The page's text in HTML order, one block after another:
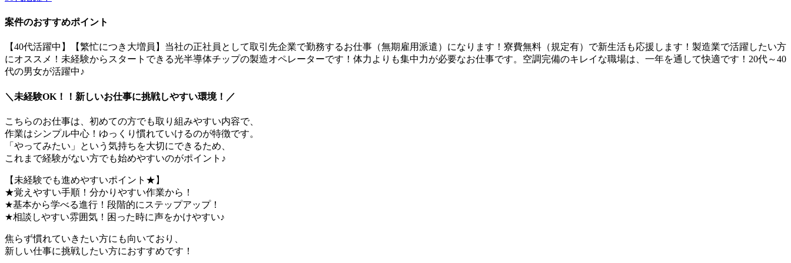
案件のおすすめポイント
【40代活躍中】【繁忙につき大増員】当社の正社員として取引先企業で勤務するお仕事（無期雇用派遣）になります！寮費無料（規定有）で新生活も応援します！製造業で活躍したい方
にオススメ！未経験からスタートできる光半導体チップの製造オペレーターです！体力よりも集中力が必要なお仕事です。空調完備のキレイな職場は、一年を通して快適です！20代～40
代の男女が活躍中♪
＼未経験OK！！新しいお仕事に挑戦しやすい環境！／
こちらのお仕事は、初めての方でも取り組みやすい内容で、
作業はシンプル中心！ゆっくり慣れていけるのが特徴です。
「やってみたい」という気持ちを大切にできるため、
これまで経験がない方でも始めやすいのがポイント♪
【未経験でも進めやすいポイント★】
★覚えやすい手順！分かりやすい作業から！
★基本から学べる進行！段階的にステップアップ！
★相談しやすい雰囲気！困った時に声をかけやすい♪
焦らず慣れていきたい方にも向いており、
新しい仕事に挑戦したい方におすすめです！